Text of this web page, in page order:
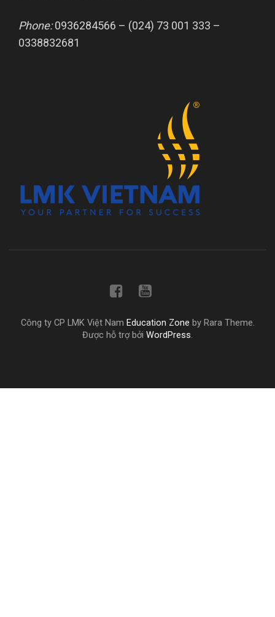
Phone:0936284566 – (024) 73 001 333 –
0338832681
Công ty CP LMK Việt Nam Education Zone by Rara Theme.
Được hỗ trợ bởi WordPress.